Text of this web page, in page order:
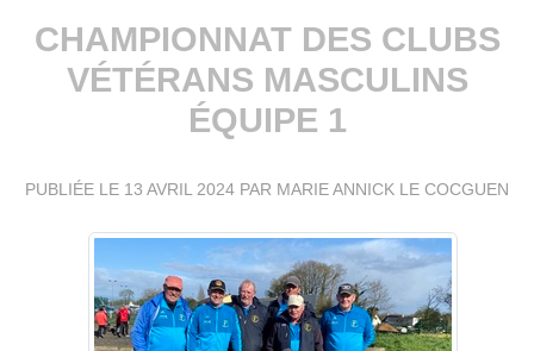
CHAMPIONNAT DES CLUBS
VÉTÉRANS MASCULINS
ÉQUIPE 1
PUBLIÉE LE 13 AVRIL 2024 PAR MARIE ANNICK LE COCGUEN